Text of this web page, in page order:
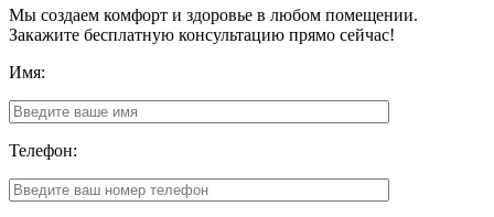
Мы создаем комфорт и здоровье в любом помещении.
Закажите бесплатную консультацию прямо сейчас!
Имя:
Телефон: